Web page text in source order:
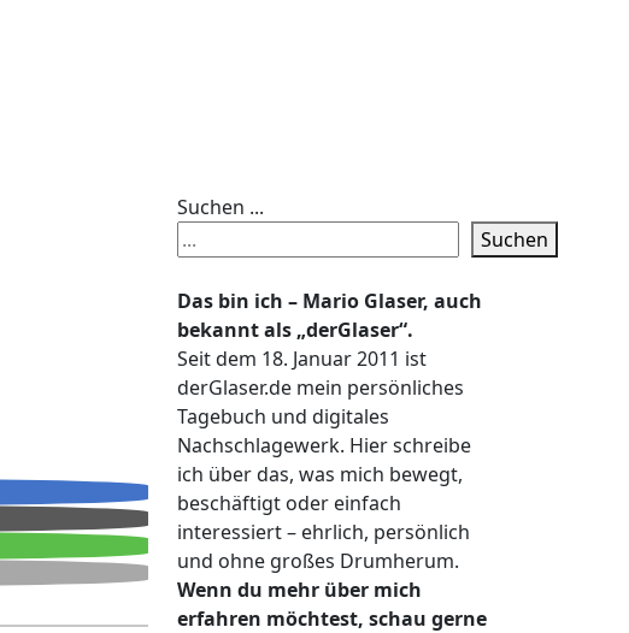
Suchen ...
Suchen
Das bin ich – Mario Glaser, auch
bekannt als „derGlaser“.
Seit dem 18. Januar 2011 ist
derGlaser.de mein persönliches
Tagebuch und digitales
Nachschlagewerk. Hier schreibe
ich über das, was mich bewegt,
beschäftigt oder einfach
interessiert – ehrlich, persönlich
und ohne großes Drumherum.
Wenn du mehr über mich
erfahren möchtest, schau gerne